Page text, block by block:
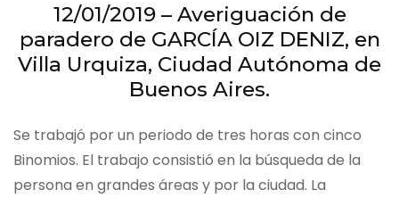
12/01/2019 – Averiguación de
paradero de GARCÍA OIZ DENIZ, en
Villa Urquiza, Ciudad Autónoma de
Buenos Aires.
Se trabajó por un periodo de tres horas con cinco
Binomios. El trabajo consistió en la búsqueda de la
persona en grandes áreas y por la ciudad. La